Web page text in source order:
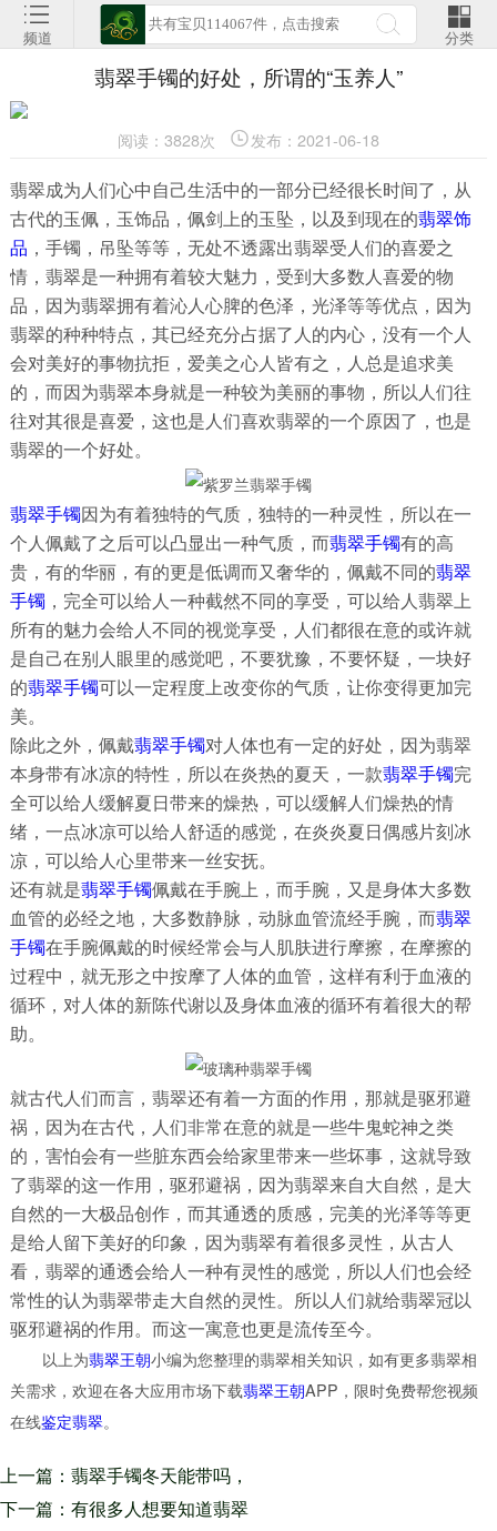
频道 分类
翡翠手镯的好处，所谓的“玉养人”
阅读：3828次 发布：2021-06-18
翡翠成为人们心中自己生活中的一部分已经很长时间了，从
古代的玉佩，玉饰品，佩剑上的玉坠，以及到现在的翡翠饰
品 ，手镯，吊坠等等，无处不透露出翡翠受人们的喜爱之
情，翡翠是一种拥有着较大魅力，受到大多数人喜爱的物
品，因为翡翠拥有着沁人心脾的色泽，光泽等等优点，因为
翡翠的种种特点，其已经充分占据了人的内心，没有一个人
会对美好的事物抗拒，爱美之心人皆有之，人总是追求美
的，而因为翡翠本身就是一种较为美丽的事物，所以人们往
往对其很是喜爱，这也是人们喜欢翡翠的一个原因了，也是
翡翠的一个好处。
翡翠手镯因为有着独特的气质，独特的一种灵性，所以在一
个人佩戴了之后可以凸显出一种气质，而翡翠手镯有的高
贵，有的华丽，有的更是低调而又奢华的，佩戴不同的翡翠
手镯 ，完全可以给人一种截然不同的享受，可以给人翡翠上
所有的魅力会给人不同的视觉享受，人们都很在意的或许就
是自己在别人眼里的感觉吧，不要犹豫，不要怀疑，一块好
的翡翠手镯可以一定程度上改变你的气质，让你变得更加完
美。
除此之外，佩戴翡翠手镯对人体也有一定的好处，因为翡翠
本身带有冰凉的特性，所以在炎热的夏天，一款翡翠手镯完
全可以给人缓解夏日带来的燥热，可以缓解人们燥热的情
绪，一点冰凉可以给人舒适的感觉，在炎炎夏日偶感片刻冰
凉，可以给人心里带来一丝安抚。
还有就是翡翠手镯佩戴在手腕上，而手腕，又是身体大多数
血管的必经之地，大多数静脉，动脉血管流经手腕，而翡翠
手镯在手腕佩戴的时候经常会与人肌肤进行摩擦，在摩擦的
过程中，就无形之中按摩了人体的血管，这样有利于血液的
循环，对人体的新陈代谢以及身体血液的循环有着很大的帮
助。
就古代人们而言，翡翠还有着一方面的作用，那就是驱邪避
祸，因为在古代，人们非常在意的就是一些牛鬼蛇神之类
的，害怕会有一些脏东西会给家里带来一些坏事，这就导致
了翡翠的这一作用，驱邪避祸，因为翡翠来自大自然，是大
自然的一大极品创作，而其通透的质感，完美的光泽等等更
是给人留下美好的印象，因为翡翠有着很多灵性，从古人
看，翡翠的通透会给人一种有灵性的感觉，所以人们也会经
常性的认为翡翠带走大自然的灵性。所以人们就给翡翠冠以
驱邪避祸的作用。而这一寓意也更是流传至今。
以上为翡翠王朝小编为您整理的翡翠相关知识，如有更多翡翠相
关需求，欢迎在各大应用市场下载翡翠王朝APP，限时免费帮您视频
在线鉴定翡翠。
上一篇：翡翠手镯冬天能带吗，
翡翠不会冻干的
下一篇：有很多人想要知道翡翠